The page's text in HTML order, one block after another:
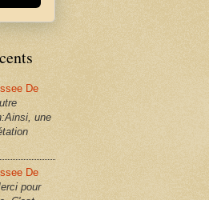
De
une
De
pour